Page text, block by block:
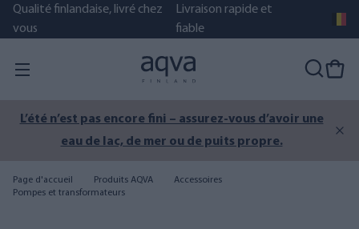
Qualité finlandaise, livré chez
vous
Livraison rapide et
fiable
L’été n’est pas encore fini – assurez-vous d’avoir une
eau de lac, de mer ou de puits propre.
Page d'accueil Produits AQVA
Accessoires
Pompes et transformateurs